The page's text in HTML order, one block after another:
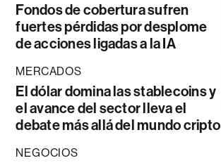
Fondos de cobertura sufren
fuertes pérdidas por desplome
de acciones ligadas a la IA
MERCADOS
El dólar domina las stablecoins y
el avance del sector lleva el
debate más allá del mundo cripto
NEGOCIOS